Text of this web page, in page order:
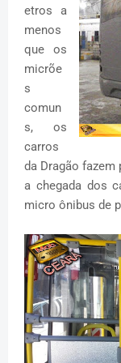
etros a
menos
que os
micrõe
s
comun
s, os
carros
da Dragão fazem
a chegada dos
micro ônibus de